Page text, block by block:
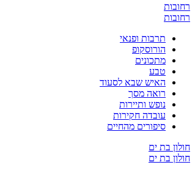
רחובות
רחובות
תרבות ופנאי
הורוסקופ
מתכונים
טבע
האיש שבא לסעוד
רואה מסך
נופש ותיירות
עובדה חקירות
סיפורים מהחיים
חולון בת ים
חולון בת ים